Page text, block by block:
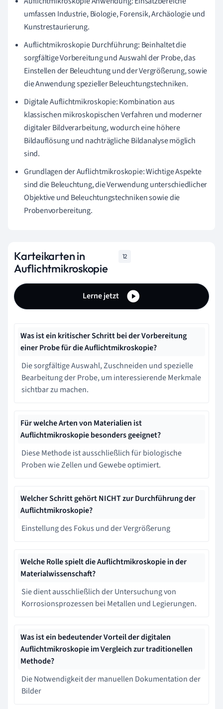
umfassen Industrie, Biologie, Forensik, Archäologie und
Kunstrestaurierung.
Auflichtmikroskopie Durchführung: Beinhaltet die
sorgfältige Vorbereitung und Auswahl der Probe, das
Einstellen der Beleuchtung und der Vergrößerung, sowie
die Anwendung spezieller Beleuchtungstechniken.
Digitale Auflichtmikroskopie: Kombination aus
klassischen mikroskopischen Verfahren und moderner
digitaler Bildverarbeitung, wodurch eine höhere
Bildauflösung und nachträgliche Bildanalyse möglich
sind.
Grundlagen der Auflichtmikroskopie: Wichtige Aspekte
sind die Beleuchtung, die Verwendung unterschiedlicher
Objektive und Beleuchtungstechniken sowie die
Probenvorbereitung.
Karteikarten in
Auflichtmikroskopie
12
Lerne jetzt
Was ist ein kritischer Schritt bei der Vorbereitung
einer Probe für die Auflichtmikroskopie?
Die sorgfältige Auswahl, Zuschneiden und spezielle
Bearbeitung der Probe, um interessierende Merkmale
sichtbar zu machen.
Für welche Arten von Materialien ist
Auflichtmikroskopie besonders geeignet?
Diese Methode ist ausschließlich für biologische
Proben wie Zellen und Gewebe optimiert.
Welcher Schritt gehört NICHT zur Durchführung der
Auflichtmikroskopie?
Einstellung des Fokus und der Vergrößerung
Welche Rolle spielt die Auflichtmikroskopie in der
Materialwissenschaft?
Sie dient ausschließlich der Untersuchung von
Korrosionsprozessen bei Metallen und Legierungen.
Was ist ein bedeutender Vorteil der digitalen
Auflichtmikroskopie im Vergleich zur traditionellen
Methode?
Die Notwendigkeit der manuellen Dokumentation der
Bilder